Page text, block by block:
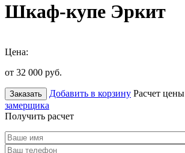
Шкаф-купе Эркит
Цена:
от 32 000 руб.
Заказать Добавить в корзину Расчет цены
замерщика
Получить расчет